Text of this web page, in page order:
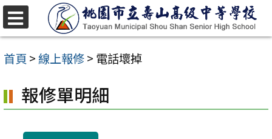
跳
至
主
內
容
首頁 >線上報修> 電話壞掉
報修單明細
選
單